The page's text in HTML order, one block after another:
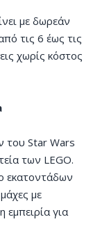
με δωρεάν
τις 6 έως τις
χωρίς κόστος
του Star Wars
των LEGO.
εκατοντάδων
με
για